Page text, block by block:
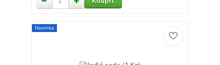
Novinka